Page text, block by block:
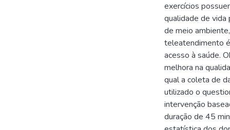
exercícios
qualidade de vida
de meio
teleatendimento
acesso à saúde.
melhora na
qual a coleta de
utilizado o
intervenção
duração de 45